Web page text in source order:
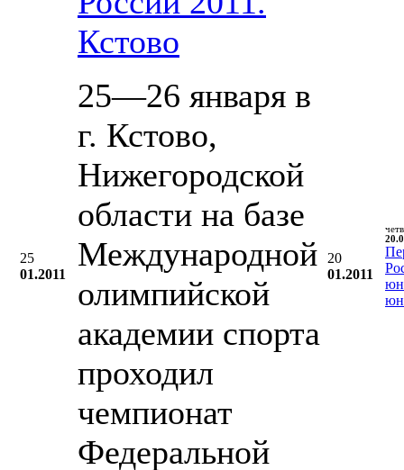
25
01.2011
Кстово
25—26 января в
г. Кстово,
Нижегородской
области на базе
Международной
олимпийской
академии спорта
проходил
чемпионат
Федеральной
20
01.2011